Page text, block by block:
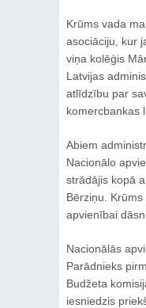
Krūms vada
asociāciju, kur
viņa kolēģis
Latvijas
atlīdzību par
komercbankas
Abiem
Nacionālo
strādājis kopā
Bērziņu.
apvienībai
Nacionālās
Parādnieks
Budžeta
iesniedzis